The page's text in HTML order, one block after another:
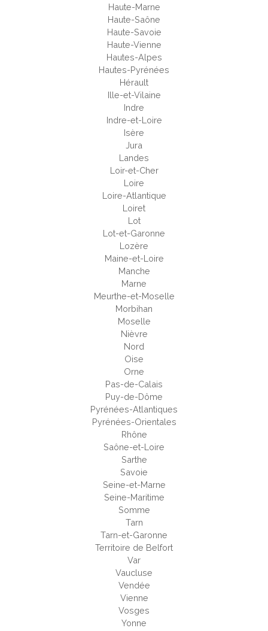
Haute-Marne
Haute-Saône
Haute-Savoie
Haute-Vienne
Hautes-Alpes
Hautes-Pyrénées
Hérault
Ille-et-Vilaine
Indre
Indre-et-Loire
Isère
Jura
Landes
Loir-et-Cher
Loire
Loire-Atlantique
Loiret
Lot
Lot-et-Garonne
Lozère
Maine-et-Loire
Manche
Marne
Meurthe-et-Moselle
Morbihan
Moselle
Nièvre
Nord
Oise
Orne
Pas-de-Calais
Puy-de-Dôme
Pyrénées-Atlantiques
Pyrénées-Orientales
Rhône
Saône-et-Loire
Sarthe
Savoie
Seine-et-Marne
Seine-Maritime
Somme
Tarn
Tarn-et-Garonne
Territoire de Belfort
Var
Vaucluse
Vendée
Vienne
Vosges
Yonne